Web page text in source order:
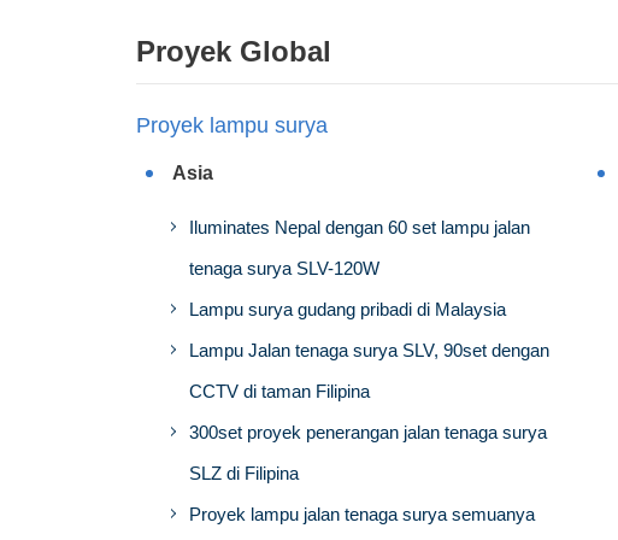
Proyek Global
Proyek lampu surya
Asia
Iluminates Nepal dengan 60 set lampu jalan
tenaga surya SLV-120W
Lampu surya gudang pribadi di Malaysia
Lampu Jalan tenaga surya SLV, 90set dengan
CCTV di taman Filipina
300set proyek penerangan jalan tenaga surya
SLZ di Filipina
Proyek lampu jalan tenaga surya semuanya